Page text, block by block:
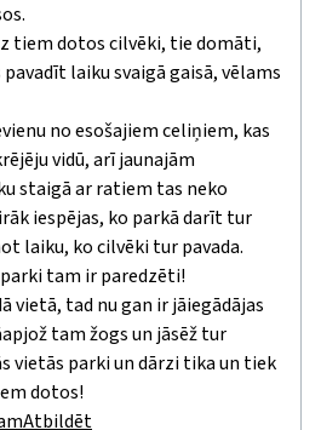
tiem dotos cilvēki, tie domāti,
laiku svaigā gaisā, vēlams
no esošajiem celiņiem, kas
vidū, arī jaunajām
staigā ar ratiem tas neko
iespējas, ko parkā darīt tur
laiku, ko cilvēki tur pavada.
tam ir paredzēti!
vietā, tad nu gan ir jāiegādājas
tam žogs un jāsēž tur
vietās parki un dārzi tika un tiek
dotos!
Atbildēt